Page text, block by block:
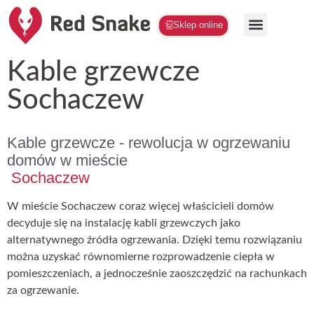
Sklep online
Kable grzewcze
Sochaczew
Kable grzewcze - rewolucja w ogrzewaniu
domów w mieście
Sochaczew
W mieście Sochaczew coraz więcej właścicieli domów
decyduje się na instalację kabli grzewczych jako
alternatywnego źródła ogrzewania. Dzięki temu rozwiązaniu
można uzyskać równomierne rozprowadzenie ciepła w
pomieszczeniach, a jednocześnie zaoszczędzić na rachunkach
za ogrzewanie.